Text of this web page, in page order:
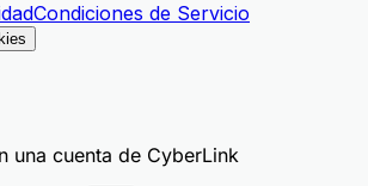
Condiciones de Servicio